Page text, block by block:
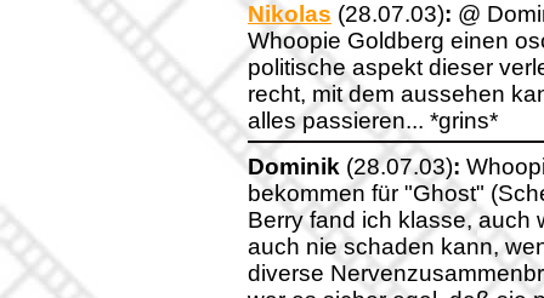
Nikolas (28.07.03): @
Whoopie Goldberg einen
politische aspekt dieser
recht, mit dem aussehen
alles passieren... *grins*
Dominik (28.07.03):
bekommen für "Ghost"
Berry fand ich klasse, auch
auch nie schaden kann,
diverse